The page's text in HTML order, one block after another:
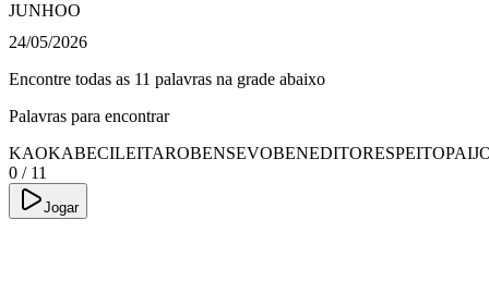
JUNHOO
24/05/2026
Encontre todas as 11 palavras na grade abaixo
Palavras para encontrar
KAOKABECILEITAROBENSEVOBENEDITORESPEITO
0 / 11
Jogar